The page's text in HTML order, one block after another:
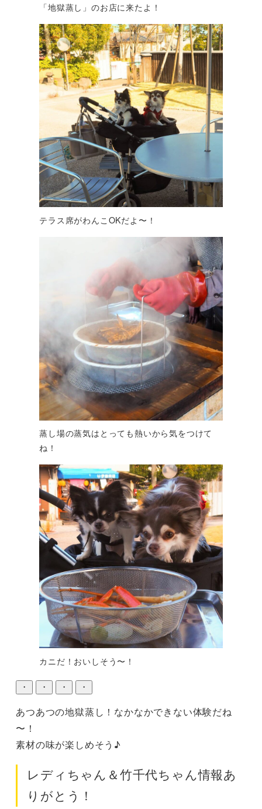
「地獄蒸し」のお店に来たよ！
テラス席がわんこOKだよ〜！
蒸し場の蒸気はとっても熱いから気をつけて
ね！
カニだ！おいしそう〜！
・ ・ ・ ・
あつあつの地獄蒸し！なかなかできない体験だね
〜！
素材の味が楽しめそう♪
レディちゃん＆竹千代ちゃん情報あ
りがとう！